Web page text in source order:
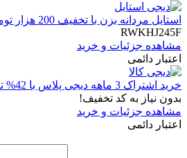
استایل مردانه بزن با تخفیف 200 هزار تومانی دیجی استایل
RWKHJ245F
مشاهده جزئیات و خرید
اعتبار دائمی
خرید اشتراک 3 ماهه دیجی پلاس با 42% تخفیف
بدون نیاز به کد تخفیف!
مشاهده جزئیات و خرید
اعتبار دائمی